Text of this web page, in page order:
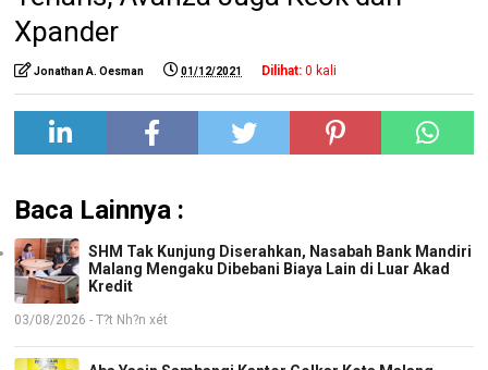
Xpander
Jonathan A. Oesman 01/12/2021 Dilihat: 0 kali
Baca Lainnya :
SHM Tak Kunjung Diserahkan, Nasabah Bank Mandiri
Malang Mengaku Dibebani Biaya Lain di Luar Akad
Kredit
03/08/2026 - T?t Nh?n xét